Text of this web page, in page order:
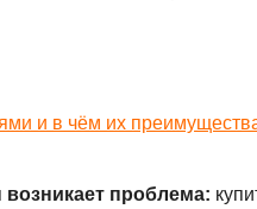
проблема: